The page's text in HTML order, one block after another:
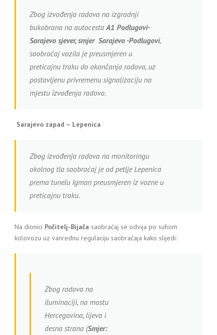
Zbog izvođenja radova na izgradnji
bukobrana na autocestaA1 Podlugovi-
Sarajevo sjever, smjer Sarajevo -Podlugovi,
saobraćaj vozila je preusmjeren u
preticajnu traku do okončanja radova, uz
postavljenu privremenu signalizaciju na
mjestu izvođenja radova.
Sarajevo zapad – Lepenica
Zbog izvođenja radova na monitoringu
okolnog tla saobraćaj je od petlje Lepenica
prema tunelu Igman preusmjeren iz vozne u
preticajnu traku.
Na dionici Počitelj-Bijača saobraćaj se odvija po suhom
kolovozu uz vanrednu regulaciju saobraćaja kako slijedi:
Zbog radova na
iluminaciji, na mostu
Hercegovina, lijeva i
desna strana (Smjer: